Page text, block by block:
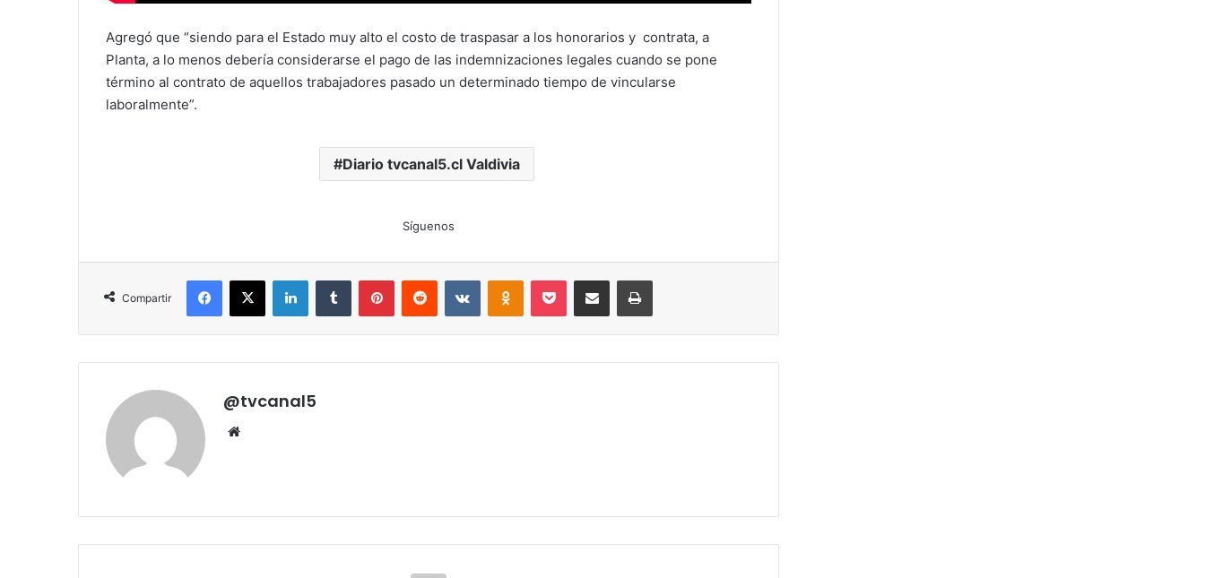
Agregó que “siendo para el Estado muy alto el costo de traspasar a los honorarios y contrata, a
Planta, a lo menos debería considerarse el pago de las indemnizaciones legales cuando se pone
término al contrato de aquellos trabajadores pasado un determinado tiempo de vincularse
laboralmente”.
Diario tvcanal5.cl Valdivia
Síguenos
Compartir
Facebook
X LinkedInTumblr PinterestReddit VKontakteOdnoklassniki
Pocket Compartir por correo electrónicoImprimir
@tvcanal5